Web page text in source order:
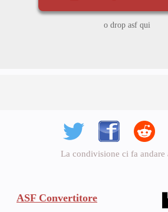
o drop asf qui
La condivisione ci fa andare
ASF Convertitore